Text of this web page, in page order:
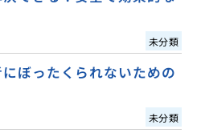
未分類
ぼったくられないための
未分類